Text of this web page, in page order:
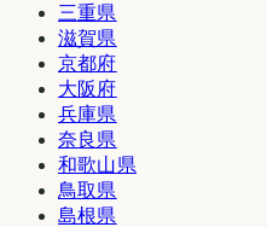
三重県
滋賀県
京都府
大阪府
兵庫県
奈良県
和歌山県
鳥取県
島根県